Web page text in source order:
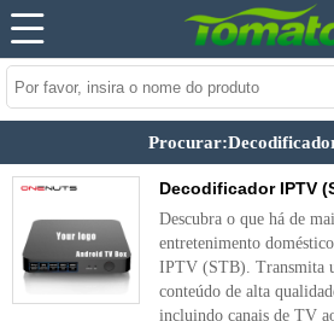
Decodificador IPTV
Descubra o que há de
entretenimento
IPTV (STB). Transmita
conteúdo de alta
incluindo canais de TV